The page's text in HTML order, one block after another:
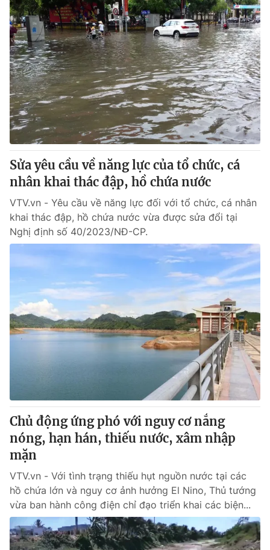
Sửa yêu cầu về năng lực của tổ chức, cá
nhân khai thác đập, hồ chứa nước
VTV.vn - Yêu cầu về năng lực đối với tổ chức, cá nhân
khai thác đập, hồ chứa nước vừa được sửa đổi tại
Nghị định số 40/2023/NĐ-CP.
Chủ động ứng phó với nguy cơ nắng
nóng, hạn hán, thiếu nước, xâm nhập
mặn
VTV.vn - Với tình trạng thiếu hụt nguồn nước tại các
hồ chứa lớn và nguy cơ ảnh hưởng El Nino, Thủ tướng
vừa ban hành công điện chỉ đạo triển khai các biện...